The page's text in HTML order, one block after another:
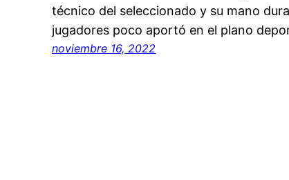
técnico del seleccionado y su mano
jugadores poco aportó en el plano
noviembre 16, 2022